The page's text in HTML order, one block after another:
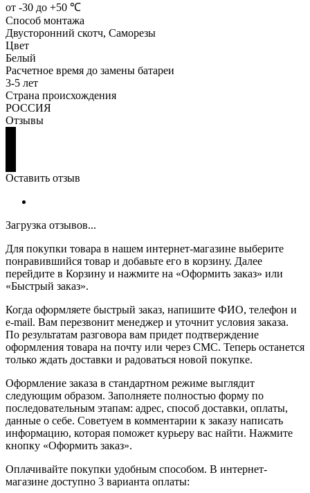
от -30 до +50 ℃
Способ монтажа
Двусторонний скотч, Саморезы
Цвет
Белый
Расчетное время до замены батареи
3-5 лет
Страна происхождения
РОССИЯ
Отзывы
Оставить отзыв
Загрузка отзывов...
Для покупки товара в нашем интернет-магазине выберите
понравившийся товар и добавьте его в корзину. Далее
перейдите в Корзину и нажмите на «Оформить заказ» или
«Быстрый заказ».
Когда оформляете быстрый заказ, напишите ФИО, телефон и
e-mail. Вам перезвонит менеджер и уточнит условия заказа.
По результатам разговора вам придет подтверждение
оформления товара на почту или через СМС. Теперь останется
только ждать доставки и радоваться новой покупке.
Оформление заказа в стандартном режиме выглядит
следующим образом. Заполняете полностью форму по
последовательным этапам: адрес, способ доставки, оплаты,
данные о себе. Советуем в комментарии к заказу написать
информацию, которая поможет курьеру вас найти. Нажмите
кнопку «Оформить заказ».
Оплачивайте покупки удобным способом. В интернет-
магазине доступно 3 варианта оплаты: